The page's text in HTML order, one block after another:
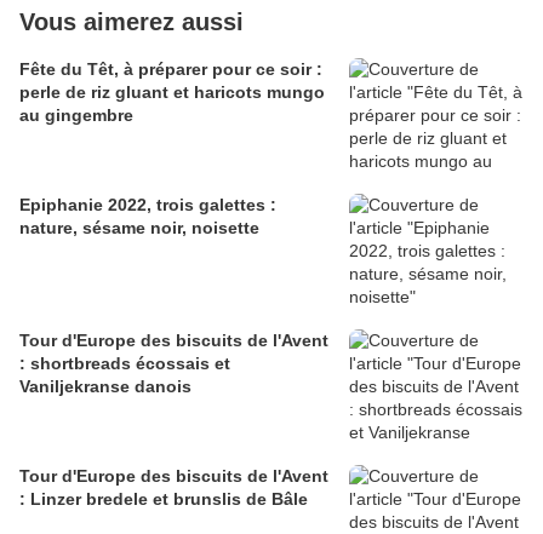
Vous aimerez aussi
Fête du Têt, à préparer pour ce soir :
perle de riz gluant et haricots mungo
au gingembre
Epiphanie 2022, trois galettes :
nature, sésame noir, noisette
Tour d'Europe des biscuits de l'Avent
: shortbreads écossais et
Vaniljekranse danois
Tour d'Europe des biscuits de l'Avent
: Linzer bredele et brunslis de Bâle